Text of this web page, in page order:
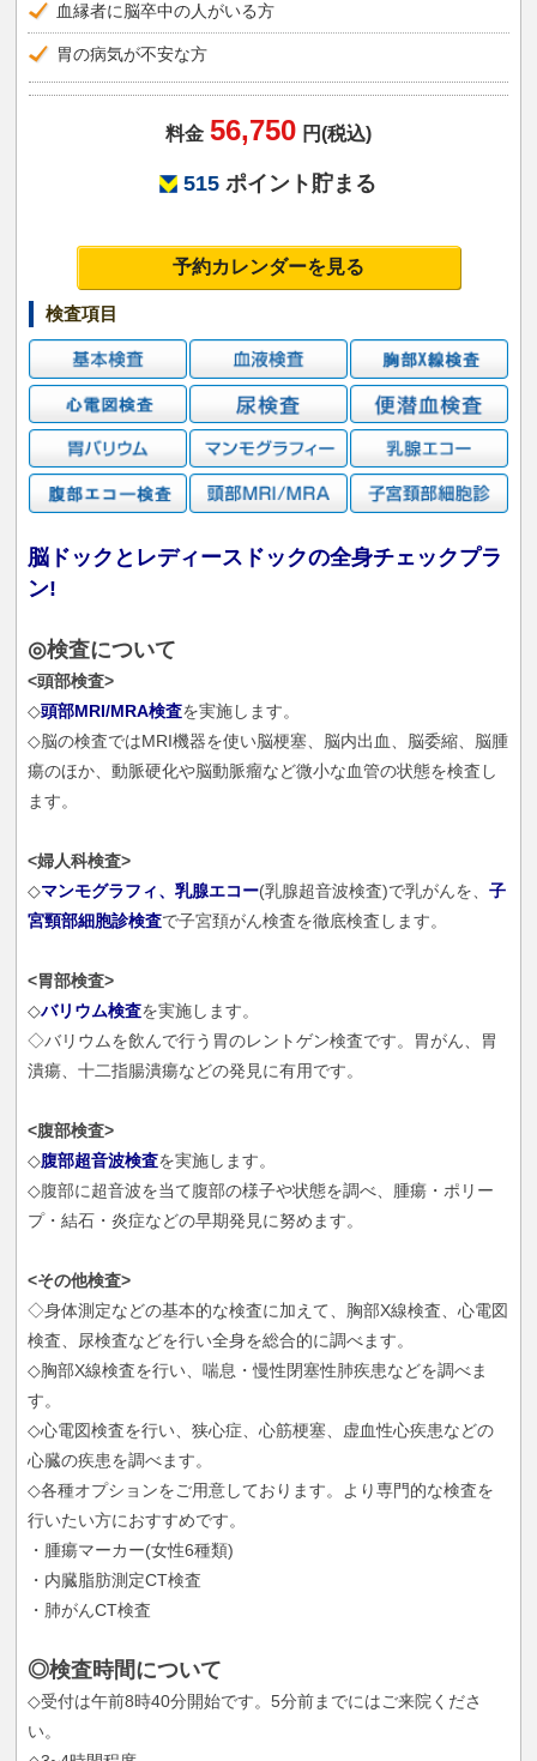
血縁者に脳卒中の人がいる方
胃の病気が不安な方
料金 56,750 円(税込)
515ポイント貯まる
予約カレンダーを見る
検査項目
脳ドックとレディースドックの全身チェックプラ
ン!
◎検査について
<頭部検査>
◇頭部MRI/MRA検査を実施します。
◇脳の検査ではMRI機器を使い脳梗塞、脳内出血、脳委縮、脳腫
瘍のほか、動脈硬化や脳動脈瘤など微小な血管の状態を検査し
ます。
<婦人科検査>
◇マンモグラフィ、乳腺エコー(乳腺超音波検査)で乳がんを、 子
宮頸部細胞診検査で子宮頚がん検査を徹底検査します。
<胃部検査>
◇バリウム検査を実施します。
◇バリウムを飲んで行う胃のレントゲン検査です。胃がん、胃
潰瘍、十二指腸潰瘍などの発見に有用です。
<腹部検査>
◇腹部超音波検査を実施します。
◇腹部に超音波を当て腹部の様子や状態を調べ、腫瘍・ポリー
プ・結石・炎症などの早期発見に努めます。
<その他検査>
◇身体測定などの基本的な検査に加えて、胸部X線検査、心電図
検査、尿検査などを行い全身を総合的に調べます。
◇胸部X線検査を行い、喘息・慢性閉塞性肺疾患などを調べま
す。
◇心電図検査を行い、狭心症、心筋梗塞、虚血性心疾患などの
心臓の疾患を調べます。
◇各種オプションをご用意しております。より専門的な検査を
行いたい方におすすめです。
・腫瘍マーカー(女性6種類)
・内臓脂肪測定CT検査
・肺がんCT検査
◎検査時間について
◇受付は午前8時40分開始です。5分前までにはご来院くださ
い。